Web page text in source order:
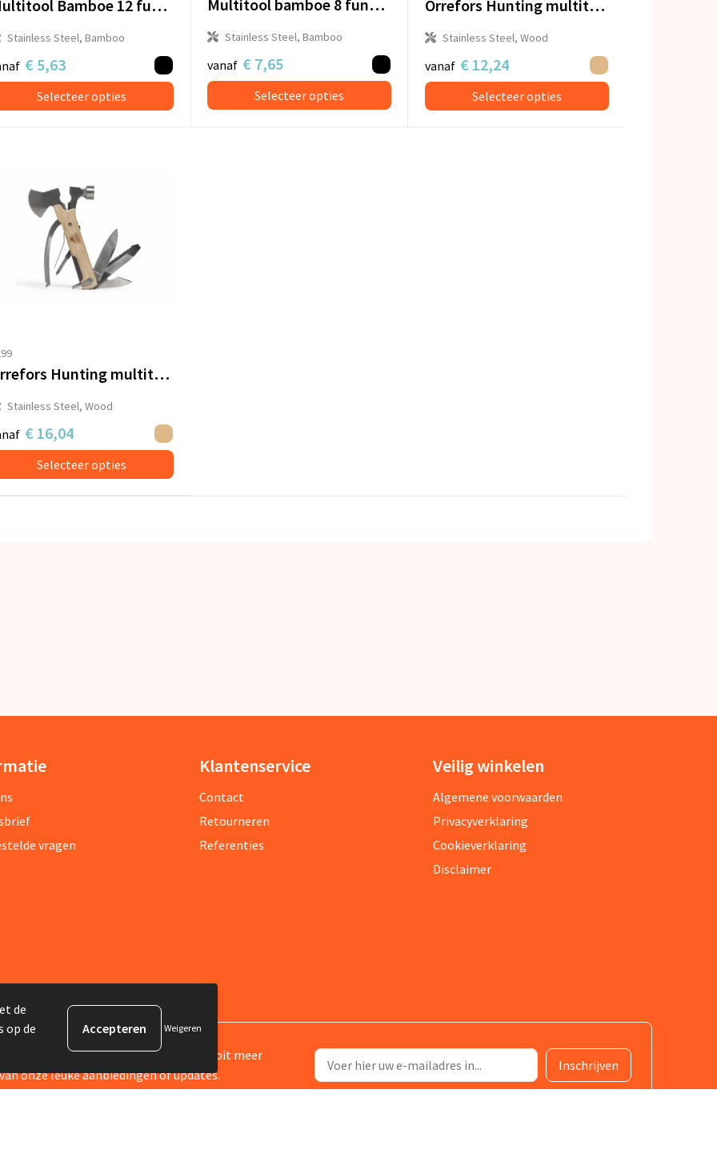
Multitool Bamboe 12 functies
Stainless Steel, Bamboo
€ 5,63
Selecteer opties
Multitool bamboe 8 functies
Stainless Steel, Bamboo
vanaf € 7,65
Selecteer opties
Orrefors Hunting multitool
Stainless Steel, Wood
vanaf € 12,24
Selecteer opties
Orrefors Hunting multitool deluxe
Stainless Steel, Wood
€ 16,04
Selecteer opties
vragen
Klantenservice
Contact
Retourneren
Referenties
Veilig winkelen
Algemene voorwaarden
Privacyverklaring
Cookieverklaring
Disclaimer
je in voor onze nieuwsbrief en mis nooit meer
onze leuke aanbiedingen of updates.
de
op de
Weigeren